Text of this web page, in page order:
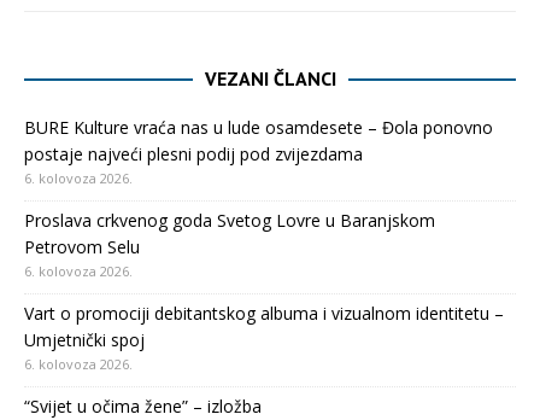
VEZANI ČLANCI
BURE Kulture vraća nas u lude osamdesete – Đola ponovno
postaje najveći plesni podij pod zvijezdama
6. kolovoza 2026.
Proslava crkvenog goda Svetog Lovre u Baranjskom
Petrovom Selu
6. kolovoza 2026.
Vart o promociji debitantskog albuma i vizualnom identitetu –
Umjetnički spoj
6. kolovoza 2026.
“Svijet u očima žene” – izložba